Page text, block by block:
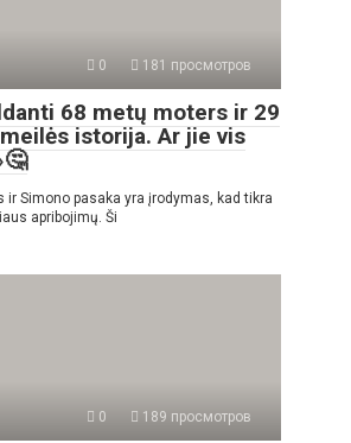
0 181 просмотров
68 metų moters ir 29
istorija. Ar jie vis
ir Simono pasaka yra įrodymas, kad tikra
apribojimų. Ši
0 189 просмотров